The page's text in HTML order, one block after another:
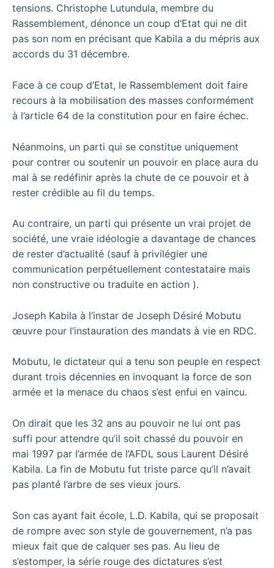
tensions. Christophe Lutundula, membre du
Rassemblement, dénonce un coup d’Etat qui ne dit
pas son nom en précisant que Kabila a du mépris aux
accords du 31 décembre.
Face à ce coup d’Etat, le Rassemblement doit faire
recours à la mobilisation des masses conformément
à l’article 64 de la constitution pour en faire échec.
Néanmoins, un parti qui se constitue uniquement
pour contrer ou soutenir un pouvoir en place aura du
mal à se redéfinir après la chute de ce pouvoir et à
rester crédible au fil du temps.
Au contraire, un parti qui présente un vrai projet de
société, une vraie idéologie a davantage de chances
de rester d’actualité (sauf à privilégier une
communication perpétuellement contestataire mais
non constructive ou traduite en action ).
Joseph Kabila à l’instar de Joseph Désiré Mobutu
œuvre pour l’instauration des mandats à vie en RDC.
Mobutu, le dictateur qui a tenu son peuple en respect
durant trois décennies en invoquant la force de son
armée et la menace du chaos s’est enfui en vaincu.
On dirait que les 32 ans au pouvoir ne lui ont pas
suffi pour attendre qu’il soit chassé du pouvoir en
mai 1997 par l’armée de l’AFDL sous Laurent Désiré
Kabila. La fin de Mobutu fut triste parce qu’il n’avait
pas planté l’arbre de ses vieux jours.
Son cas ayant fait école, L.D. Kabila, qui se proposait
de rompre avec son style de gouvernement, n’a pas
mieux fait que de calquer ses pas. Au lieu de
s’estomper, la série rouge des dictatures s’est